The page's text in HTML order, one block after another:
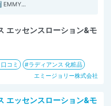
EMMY...
エッセンスローション&モ
コミ
ラディアンス 化粧品
エミージョリー株式会社
エッセンスローション&モ